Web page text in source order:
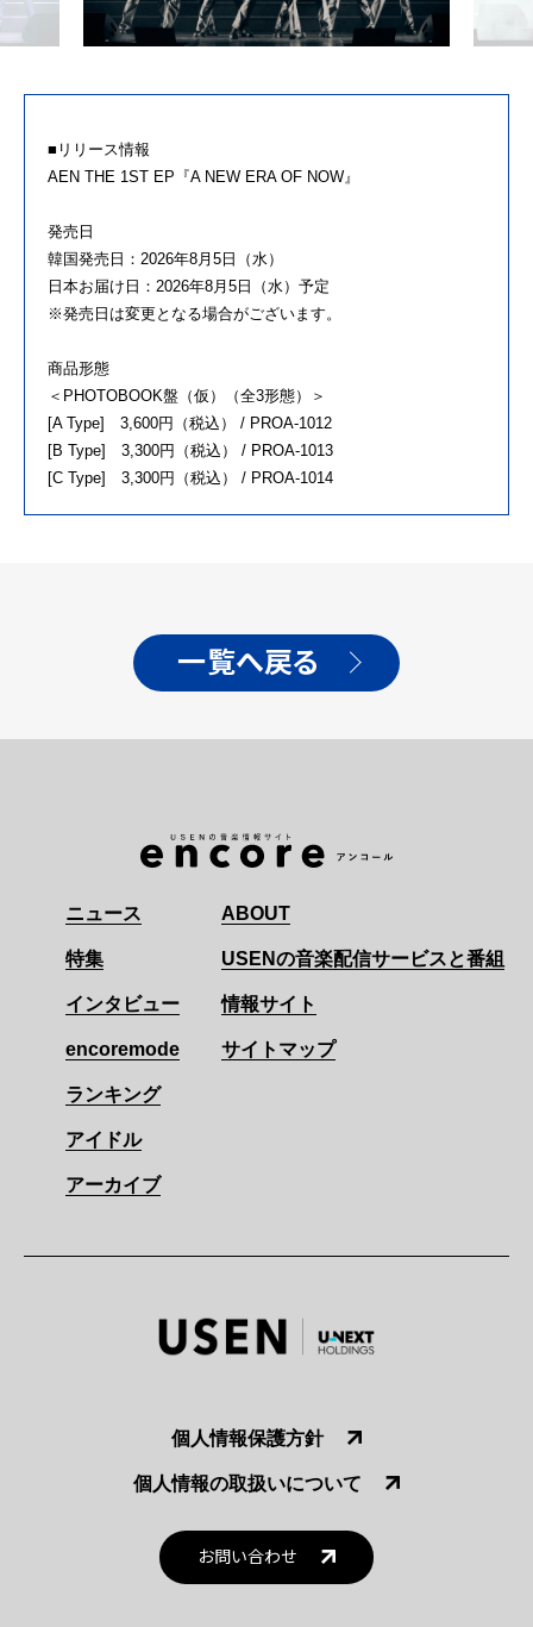
■リリース情報
AEN THE 1ST EP『A NEW ERA OF NOW』
発売日
韓国発売日：2026年8月5日（水）
日本お届け日：2026年8月5日（水）予定
※発売日は変更となる場合がございます。
商品形態
＜PHOTOBOOK盤（仮）（全3形態）＞
[A Type] 3,600円（税込） / PROA-1012
[B Type] 3,300円（税込） / PROA-1013
[C Type] 3,300円（税込） / PROA-1014
一覧へ戻る
ニュース
特集
インタビュー
encoremode
ランキング
アイドル
アーカイブ
ABOUT
USENの音楽配信サービスと番組
情報サイト
サイトマップ
個人情報保護方針
個人情報の取扱いについて
お問い合わせ